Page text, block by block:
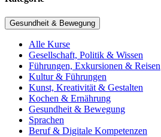
Gesundheit & Bewegung
Alle Kurse
Gesellschaft, Politik & Wissen
Führungen, Exkursionen & Reisen
Kultur & Führungen
Kunst, Kreativität & Gestalten
Kochen & Ernährung
Gesundheit & Bewegung
Sprachen
Beruf & Digitale Kompetenzen